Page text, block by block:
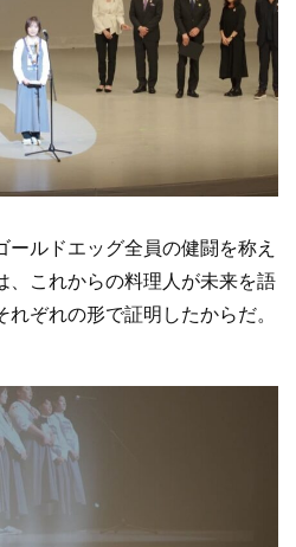
ルドエッグ全員の健闘を称え
、これからの料理人が未来を語
ぞれの形で証明したからだ。